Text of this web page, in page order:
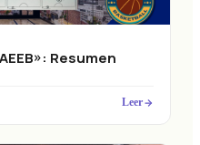
Resumen
Leer